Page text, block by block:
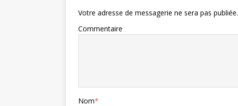
Votre adresse de messagerie ne sera pas publiée.
Commentaire
Nom*